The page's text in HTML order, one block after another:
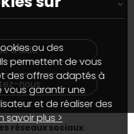
d'aide
nous
réseaux sociaux
ou des
permettent de vous
des offres adaptés à
vous garantir une
et de réaliser des
savoir plus >